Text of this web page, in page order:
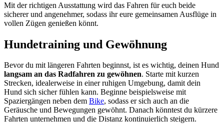
Mit der richtigen Ausstattung wird das Fahren für euch beide
sicherer und angenehmer, sodass ihr eure gemeinsamen Ausflüge in
vollen Zügen genießen könnt.
Hundetraining und Gewöhnung
Bevor du mit längeren Fahrten beginnst, ist es wichtig, deinen Hund
langsam an das Radfahren zu gewöhnen. Starte mit kurzen
Strecken, idealerweise in einer ruhigen Umgebung, damit dein
Hund sich sicher fühlen kann. Beginne beispielsweise mit
Spaziergängen neben dem Bike, sodass er sich auch an die
Geräusche und Bewegungen gewöhnt. Danach könntest du kürzere
Fahrten unternehmen und die Distanz kontinuierlich steigern.